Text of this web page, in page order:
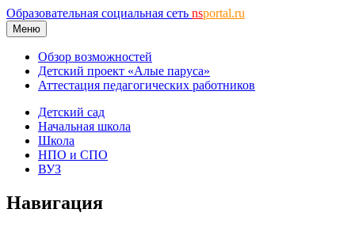
Образовательная социальная сеть nsportal.ru
Меню
Обзор возможностей
Детский проект «Алые паруса»
Аттестация педагогических работников
Детский сад
Начальная школа
Школа
НПО и СПО
ВУЗ
Навигация